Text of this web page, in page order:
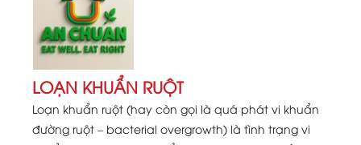
LOẠN KHUẨN RUỘT
Loạn khuẩn ruột (hay còn gọi là quá phát vi khuẩn
đường ruột – bacterial overgrowth) là tình trạng vi